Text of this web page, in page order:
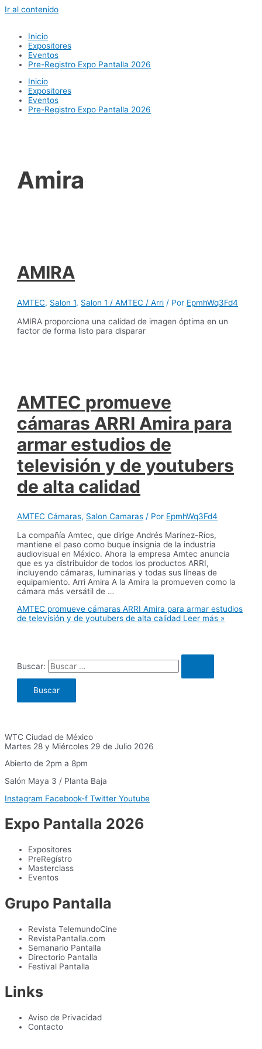
Ir al contenido
Inicio
Expositores
Eventos
Pre-Registro Expo Pantalla 2026
Inicio
Expositores
Eventos
Pre-Registro Expo Pantalla 2026
Amira
AMIRA
AMTEC, Salon 1, Salon 1 / AMTEC / Arri / Por EpmhWq3Fd4
AMIRA proporciona una calidad de imagen óptima en un
factor de forma listo para disparar
AMTEC promueve
cámaras ARRI Amira para
armar estudios de
televisión y de youtubers
de alta calidad
AMTEC Cámaras, Salon Camaras / Por EpmhWq3Fd4
La compañía Amtec, que dirige Andrés Marínez-Ríos,
mantiene el paso como buque insignia de la industria
audiovisual en México. Ahora la empresa Amtec anuncia
que es ya distribuidor de todos los productos ARRI,
incluyendo cámaras, luminarias y todas sus líneas de
equipamiento. Arri Amira A la Amira la promueven como la
cámara más versátil de …
AMTEC promueve cámaras ARRI Amira para armar estudios
de televisión y de youtubers de alta calidad Leer más »
Buscar:
WTC Ciudad de México
Martes 28 y Miércoles 29 de Julio 2026
Abierto de 2pm a 8pm
Salón Maya 3 / Planta Baja
Instagram Facebook-f Twitter Youtube
Expo Pantalla 2026
Expositores
PreRegístro
Masterclass
Eventos
Grupo Pantalla
Revista TelemundoCine
RevistaPantalla.com
Semanario Pantalla
Directorio Pantalla
Festival Pantalla
Links
Aviso de Privacidad
Contacto